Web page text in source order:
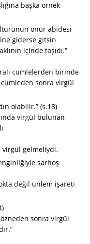
başka örnek
onur abidesi
giderse gitsin
içinde taşıdı.”
cümlelerden birinde
sonra virgül
olabilir.” (s.18)
virgül bulunan
virgül gelmeliydi.
sarhoş
değil ünlem işareti
sonra virgül